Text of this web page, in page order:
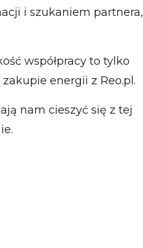
i szukaniem partnera,
współpracy to tylko
energii z Reo.pl.
nam cieszyć się z tej